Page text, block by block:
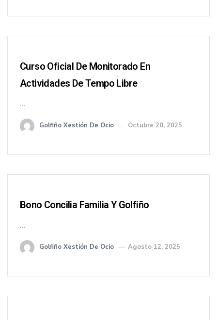
Curso Oficial De Monitorado En
Actividades De Tempo Libre
…
Golfiño Xestión De Ocio Octubre 20, 2025
Bono Concilia Familia Y Golfiño
…
Golfiño Xestión De Ocio Agosto 12, 2025